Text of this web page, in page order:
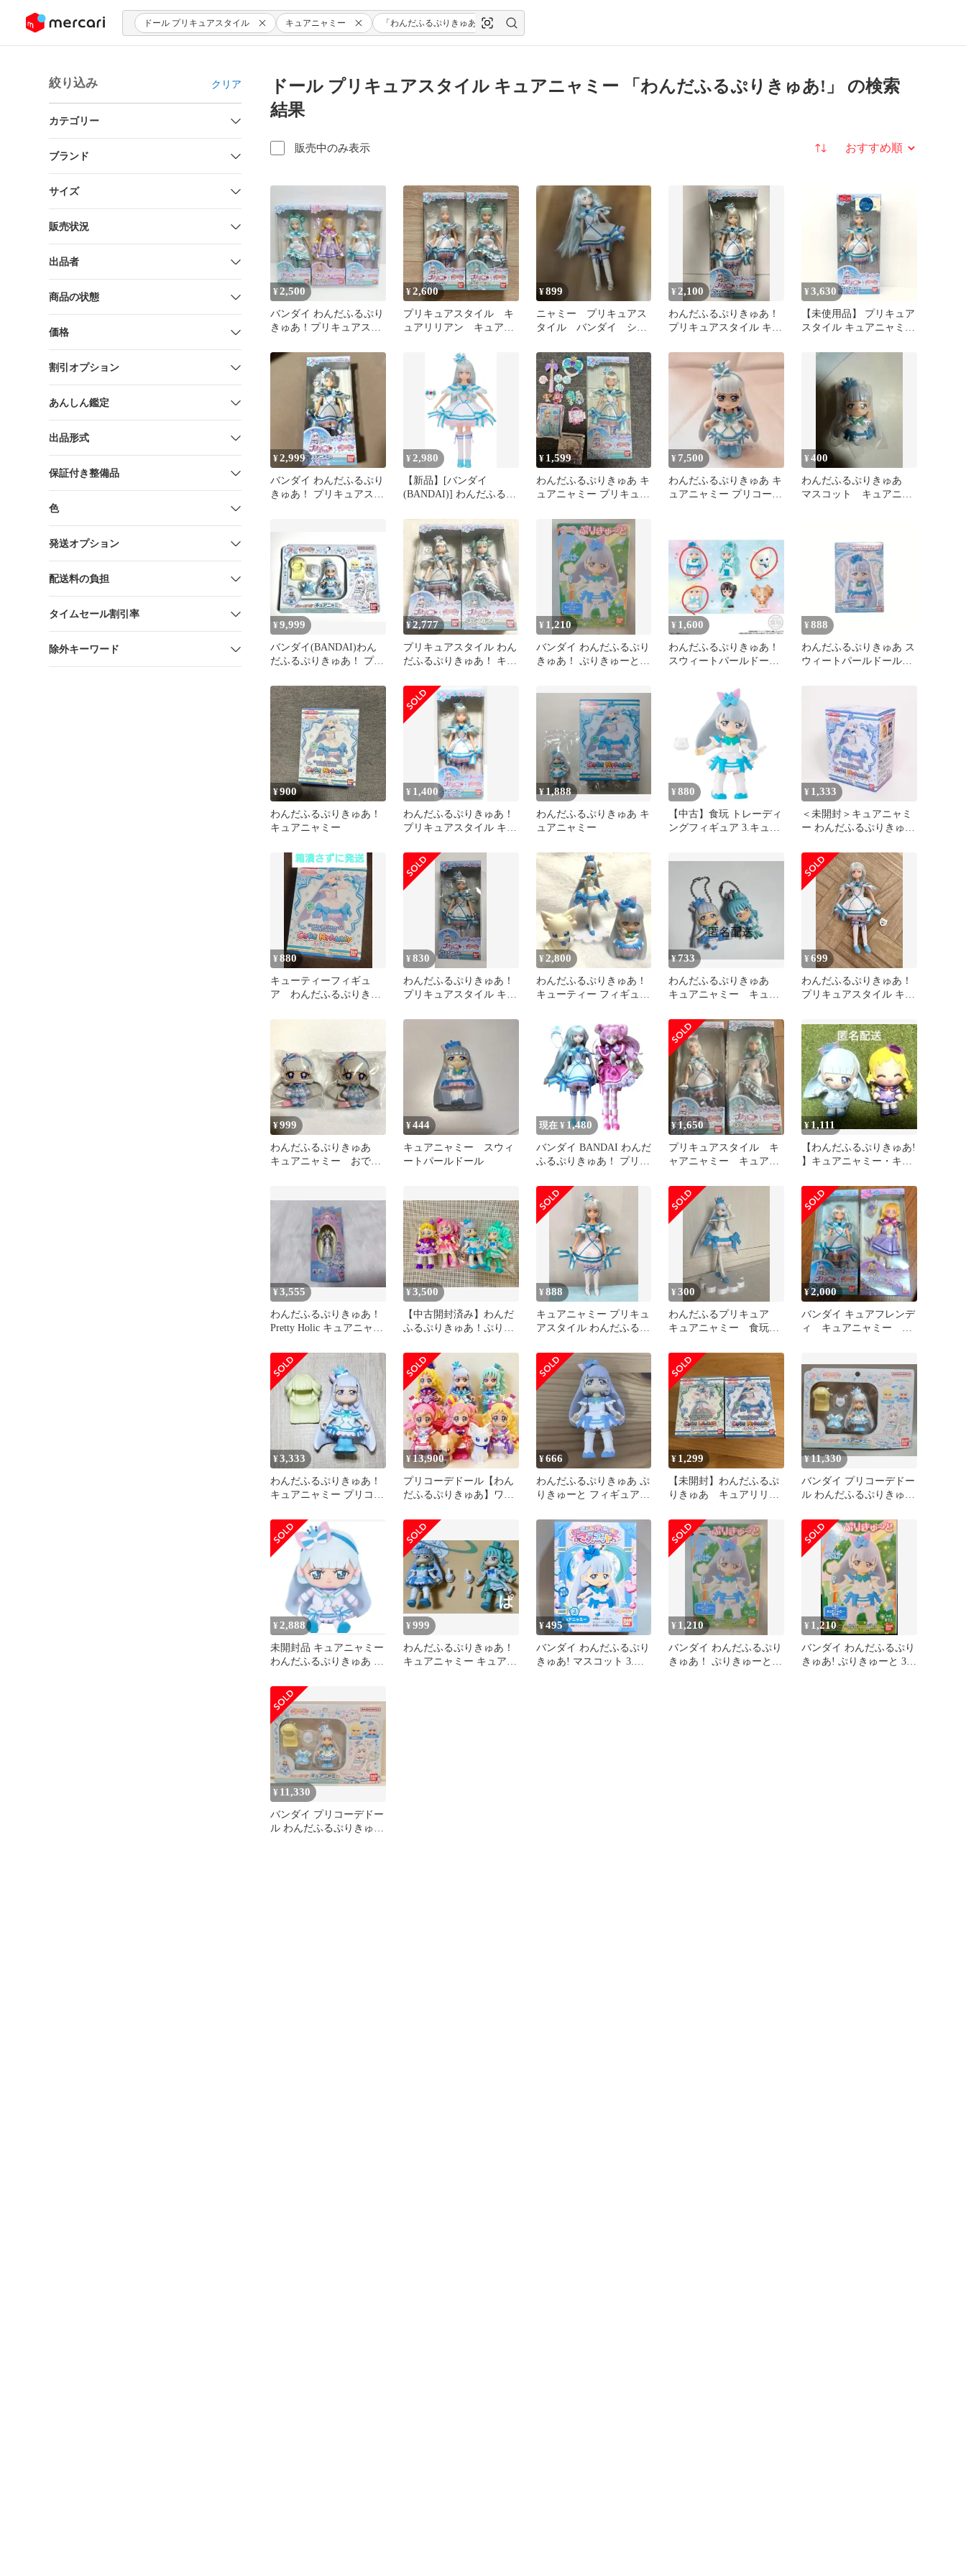
ツにスキップ ドール プリキュアスタイル キュアニャミー 「わんだふるぷりきゅあ!」
絞り込み クリア
カテゴリー
ブランド
サイズ
販売状況
出品者
商品の状態
価格
割引オプション
あんしん鑑定
出品形式
保証付き整備品
色
発送オプション
配送料の負担
タイムセール割引率
除外キーワード
ドール プリキュアスタイル キュアニャミー 「わんだふるぷりきゅあ!」 の検索
結果
販売中のみ表示 並び替え
¥2,500
バンダイ わんだふるぷり
きゅあ！プリキュアスタ
キュアリリアン キュアニ
¥2,600
プリキュアスタイル キ
ュアリリアン キュアニ
¥899
ニャミー プリキュアス
タイル バンダイ シャ
人形
¥ 2,100
わんだふるぷりきゅあ！
プリキュアスタイル キュ
¥3,630
【未使用品】 プリキュア
スタイル キュアニャミー
ドール おもちゃ 【040-
260806-SH-24-hon】
¥2,999
バンダイ わんだふるぷり
きゅあ！ プリキュアスタ
¥ 2,980
【新品】[バンダイ
(BANDAI)] わんだふるぷ
タイル キュアニャミー
¥ 1,599
わんだふるぷりきゅあ キ
ュアニャミー プリキュア
¥ 7,500
わんだふるぷりきゅあ キ
ュアニャミー プリコーデ
¥400
わんだふるぷりきゅあ
マスコット キュアニャ
¥9,999
バンダイ(BANDAI)わん
だふるぷりきゅあ！ プリ
ミー
¥2,777
プリキュアスタイル わん
だふるぷりきゅあ！ キュ
ン
¥ 1,210
バンダイ わんだふるぷり
きゅあ！ ぷりきゅーと
¥ 1,600
わんだふるぷりきゅあ！
スウィートパールドール
¥ 888
わんだふるぷりきゅあ ス
ウィートパールドール2
¥900
わんだふるぷりきゅあ！
キュアニャミー
¥ 1,400
わんだふるぷりきゅあ！
プリキュアスタイル キュ
イ 人形
¥ 1,888
わんだふるぷりきゅあ キ
ュアニャミー
¥ 880
【中古】食玩 トレーディ
ングフィギュア 3.キュア
¥ 1,333
＜未開封＞キュアニャミ
ー わんだふるぷりきゅ
ュア 食玩
¥880
キューティーフィギュ
ア わんだふるぷりきゅ
¥830
わんだふるぷりきゅあ！
プリキュアスタイル キュ
イ 人形
¥2,800
わんだふるぷりきゅあ！
キューティー フィギュア
¥733
わんだふるぷりきゅあ
キュアニャミー キュア
¥699
わんだふるぷりきゅあ！
プリキュアスタイル キュ
¥999
わんだふるぷりきゅあ
キュアニャミー おでか
¥444
キュアニャミー スウィ
ートパールドール
現在 ¥ 1,480
バンダイ BANDAI わんだ
ふるぷりきゅあ！ プリキ
¥1,650
プリキュアスタイル キ
ャアニャミー キュアリ
ふるぷりきゅあ
¥ 1,111
【わんだふるぷりきゅあ!
】キュアニャミー・キュ
¥3,555
わんだふるぷりきゅあ！
Pretty Holic キュアニャミ
¥3,500
【中古開封済み】わんだ
ふるぷりきゅあ！ぷりき
ュアフレンディ、キュア
ワンダフル、キュアニャ
ミー、キュアリリアン
¥888
キュアニャミー プリキュ
アスタイル わんだふるぷ
¥300
わんだふるプリキュア
キュアニャミー 食玩
¥2,000
バンダイ キュアフレンデ
ィ キュアニャミー プ
¥3,333
わんだふるぷりきゅあ！
キュアニャミー プリコー
¥13,900
プリコーデドール【わん
だふるぷりきゅあ】ワン
アニャミー等
¥666
わんだふるぷりきゅあ ぷ
りきゅーと フィギュア
ゅ〜と
¥ 1,299
【未開封】わんだふるぷ
りきゅあ キュアリリィ
ギュアセット
¥11,330
バンダイ プリコーデドー
ル わんだふるぷりきゅ
¥ 2,888
未開封品 キュアニャミー
わんだふるぷりきゅあ キ
¥999
わんだふるぷりきゅあ！
キュアニャミー キュアリ
¥495
バンダイ わんだふるぷり
きゅあ! マスコット 3.キ
¥ 1,210
バンダイ わんだふるぷり
きゅあ！ ぷりきゅーと
¥ 1,210
バンダイ わんだふるぷり
きゅあ! ぷりきゅーと 3.
¥ 11,330
バンダイ プリコーデドー
ル わんだふるぷりきゅ